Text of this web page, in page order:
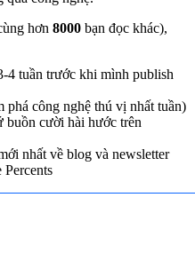
hơn 8000 bạn đọc khác),
4 tuần trước khi mình publish
phá công nghệ thú vị nhất tuần)
buồn cười hài hước trên
nhất về blog và newsletter